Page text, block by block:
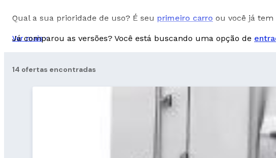
Qual a sua prioridade de uso? É seu primeiro carro ou você já
Já comparou as versões? Você está buscando uma opção de
Ver mais
14 ofertas encontradas